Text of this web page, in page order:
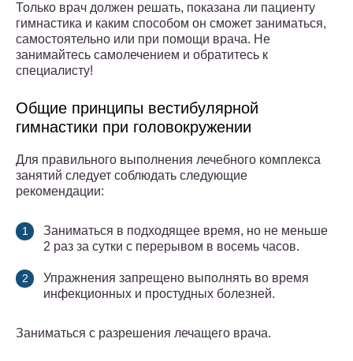
Только врач должен решать, показана ли пациенту
гимнастика и каким способом он сможет заниматься,
самостоятельно или при помощи врача. Не
занимайтесь самолечением и обратитесь к
специалисту!
Общие принципы вестибулярной
гимнастики при головокружении
Для правильного выполнения лечебного комплекса
занятий следует соблюдать следующие
рекомендации:
Заниматься в подходящее время, но не меньше
2 раз за сутки с перерывом в восемь часов.
Упражнения запрещено выполнять во время
инфекционных и простудных болезней.
Заниматься с разрешения лечащего врача.